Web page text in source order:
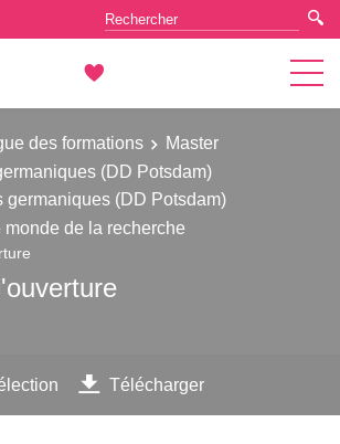
des formations
Master
(DD Potsdam)
germaniques (DD Potsdam)
monde de la recherche
Télécharger